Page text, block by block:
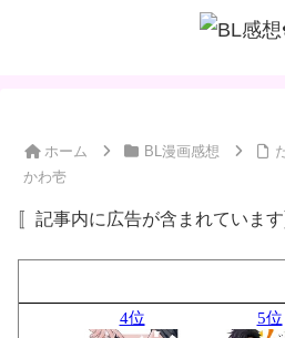
ホーム BL漫画感想
かわ壱
〚記事内に広告が含まれています